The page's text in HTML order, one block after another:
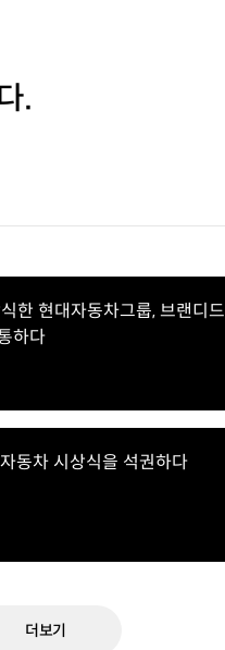
.
한 현대자동차그룹, 브랜디드
하다
동차 시상식을 석권하다
더보기